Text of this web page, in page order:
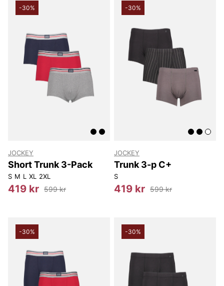
-30%
JOCKEY
Short Trunk 3-Pack
S M L XL 2XL
419 kr 599 kr
-30%
JOCKEY
Trunk 3-p C+
S
419 kr 599 kr
-30% -30%